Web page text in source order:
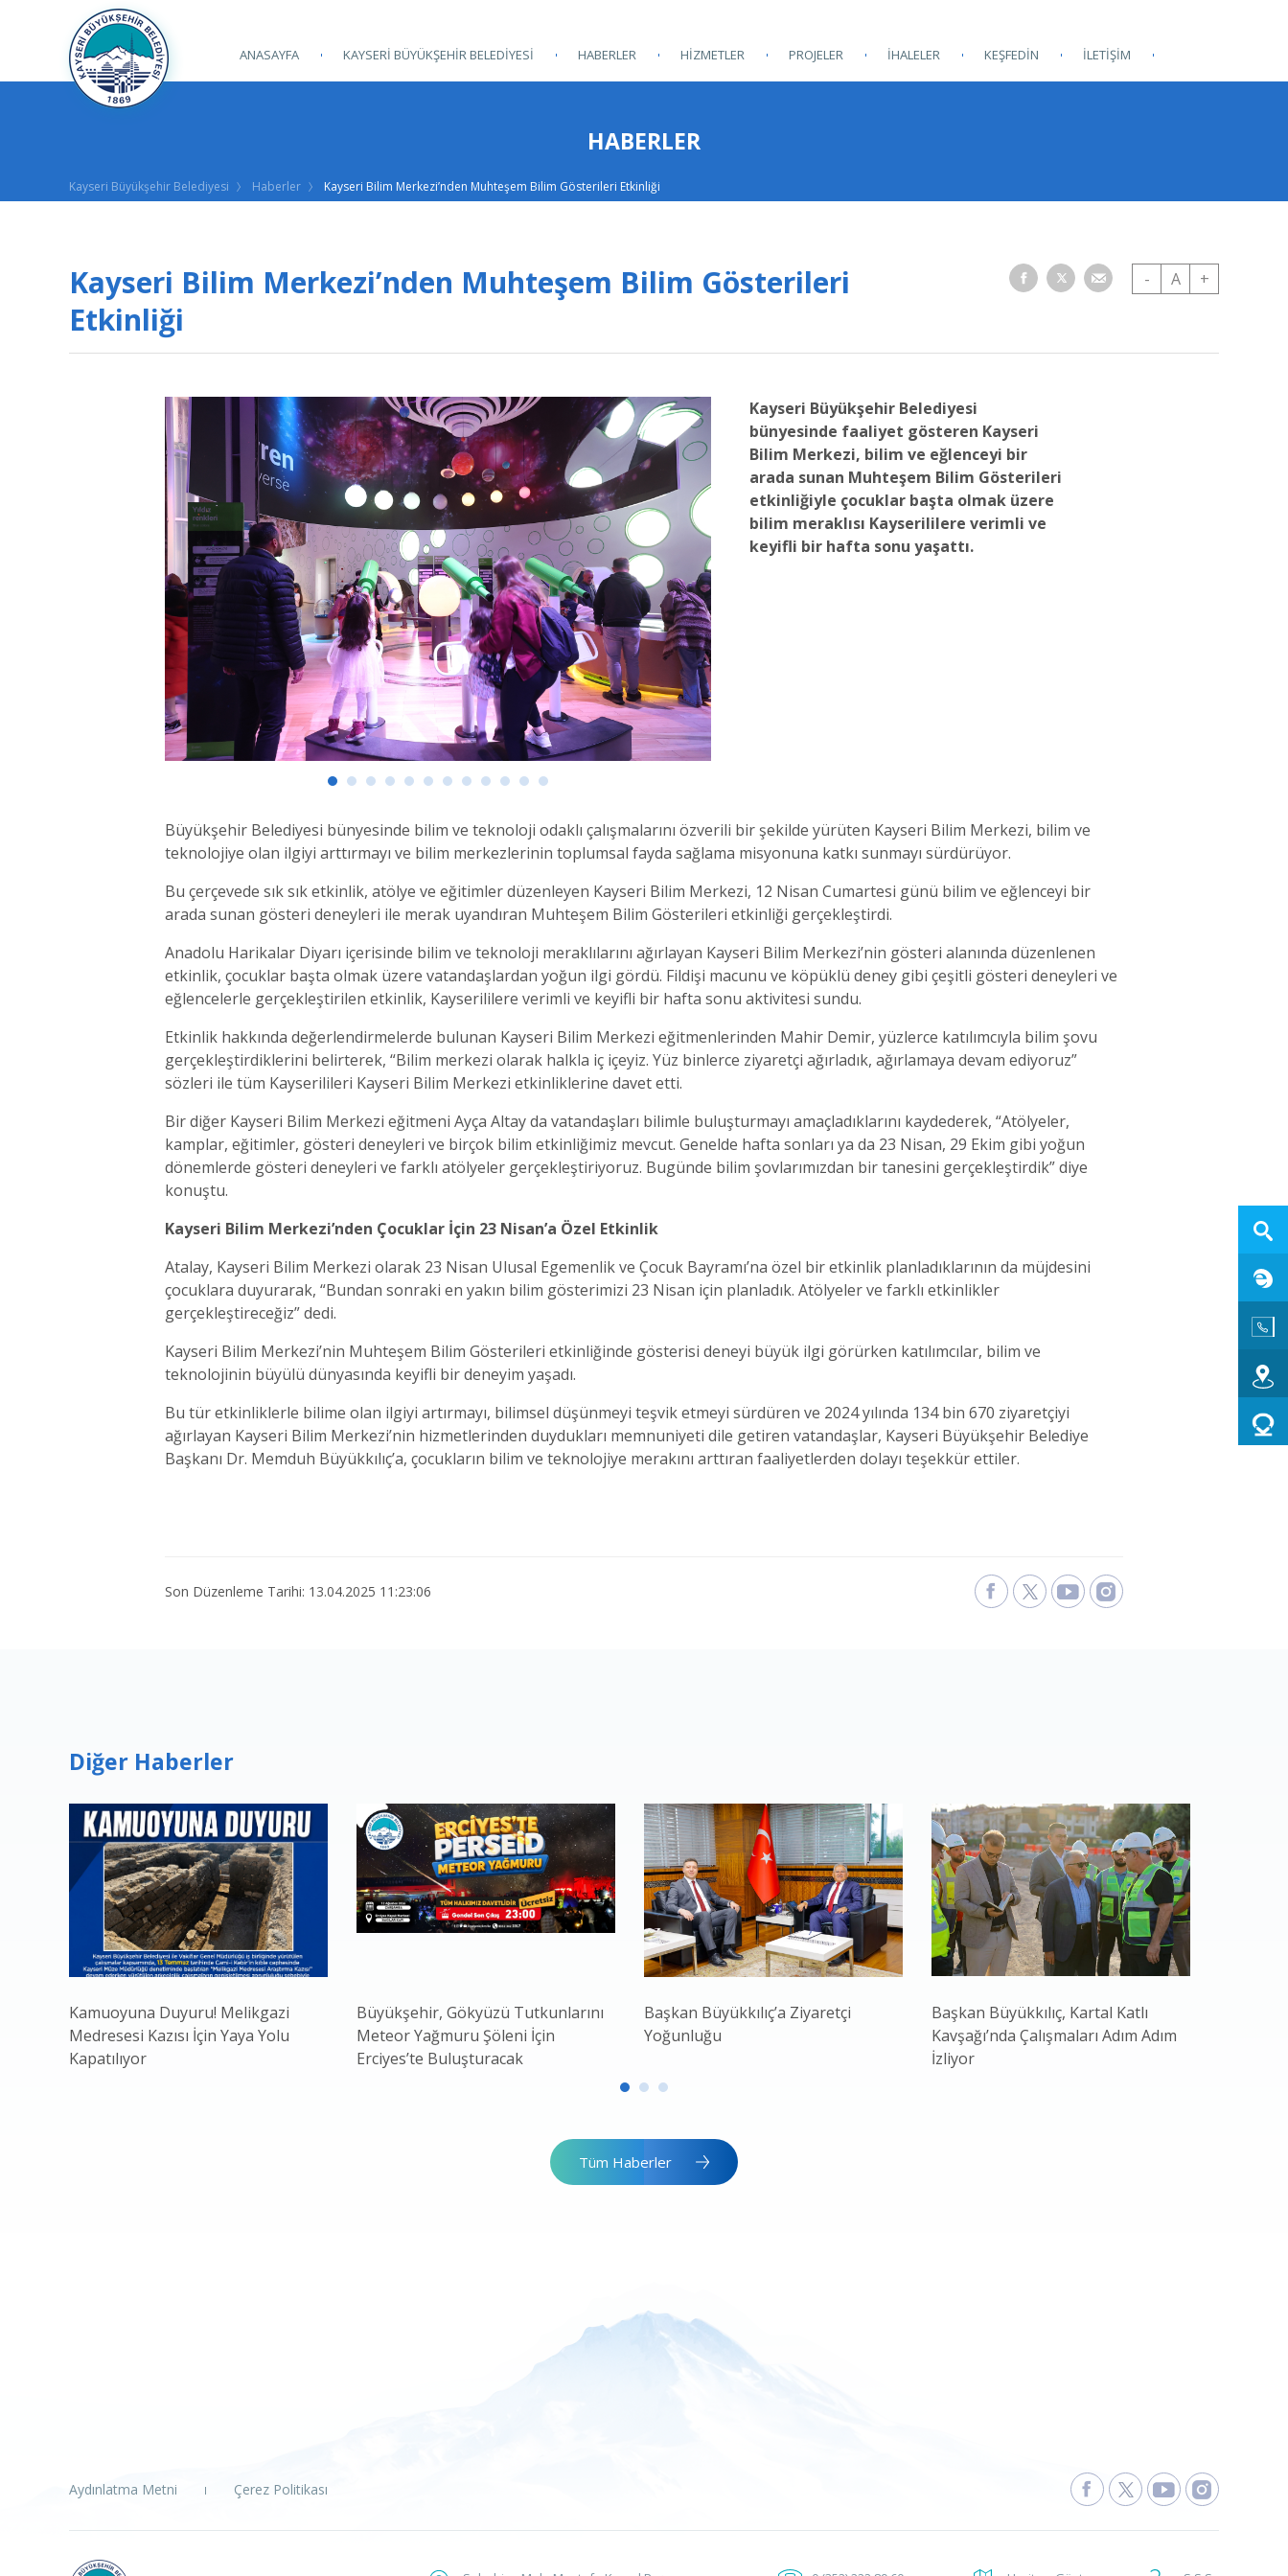
ANASAYFA KAYSERİ BÜYÜKŞEHİR BELEDİYESİ HABERLER HİZMETLER PROJELER İHALELER KEŞFEDİN İLETİŞİM
HABERLER
Kayseri Büyükşehir Belediyesi Haberler Kayseri Bilim Merkezi’nden Muhteşem Bilim Gösterileri Etkinliği
Kayseri Bilim Merkezi’nden Muhteşem Bilim Gösterileri
Etkinliği
- A +
Kayseri Büyükşehir Belediyesi
bünyesinde faaliyet gösteren Kayseri
Bilim Merkezi, bilim ve eğlenceyi bir
arada sunan Muhteşem Bilim Gösterileri
etkinliğiyle çocuklar başta olmak üzere
bilim meraklısı Kayserililere verimli ve
keyifli bir hafta sonu yaşattı.
Büyükşehir Belediyesi bünyesinde bilim ve teknoloji odaklı çalışmalarını özverili bir şekilde yürüten Kayseri Bilim Merkezi, bilim ve
teknolojiye olan ilgiyi arttırmayı ve bilim merkezlerinin toplumsal fayda sağlama misyonuna katkı sunmayı sürdürüyor.
Bu çerçevede sık sık etkinlik, atölye ve eğitimler düzenleyen Kayseri Bilim Merkezi, 12 Nisan Cumartesi günü bilim ve eğlenceyi bir
arada sunan gösteri deneyleri ile merak uyandıran Muhteşem Bilim Gösterileri etkinliği gerçekleştirdi.
Anadolu Harikalar Diyarı içerisinde bilim ve teknoloji meraklılarını ağırlayan Kayseri Bilim Merkezi’nin gösteri alanında düzenlenen
etkinlik, çocuklar başta olmak üzere vatandaşlardan yoğun ilgi gördü. Fildişi macunu ve köpüklü deney gibi çeşitli gösteri deneyleri ve
eğlencelerle gerçekleştirilen etkinlik, Kayserililere verimli ve keyifli bir hafta sonu aktivitesi sundu.
Etkinlik hakkında değerlendirmelerde bulunan Kayseri Bilim Merkezi eğitmenlerinden Mahir Demir, yüzlerce katılımcıyla bilim şovu
gerçekleştirdiklerini belirterek, “Bilim merkezi olarak halkla iç içeyiz. Yüz binlerce ziyaretçi ağırladık, ağırlamaya devam ediyoruz”
sözleri ile tüm Kayserilileri Kayseri Bilim Merkezi etkinliklerine davet etti.
Bir diğer Kayseri Bilim Merkezi eğitmeni Ayça Altay da vatandaşları bilimle buluşturmayı amaçladıklarını kaydederek, “Atölyeler,
kamplar, eğitimler, gösteri deneyleri ve birçok bilim etkinliğimiz mevcut. Genelde hafta sonları ya da 23 Nisan, 29 Ekim gibi yoğun
dönemlerde gösteri deneyleri ve farklı atölyeler gerçekleştiriyoruz. Bugünde bilim şovlarımızdan bir tanesini gerçekleştirdik” diye
konuştu.
Kayseri Bilim Merkezi’nden Çocuklar İçin 23 Nisan’a Özel Etkinlik
Atalay, Kayseri Bilim Merkezi olarak 23 Nisan Ulusal Egemenlik ve Çocuk Bayramı’na özel bir etkinlik planladıklarının da müjdesini
çocuklara duyurarak, “Bundan sonraki en yakın bilim gösterimizi 23 Nisan için planladık. Atölyeler ve farklı etkinlikler
gerçekleştireceğiz” dedi.
Kayseri Bilim Merkezi’nin Muhteşem Bilim Gösterileri etkinliğinde gösterisi deneyi büyük ilgi görürken katılımcılar, bilim ve
teknolojinin büyülü dünyasında keyifli bir deneyim yaşadı.
Bu tür etkinliklerle bilime olan ilgiyi artırmayı, bilimsel düşünmeyi teşvik etmeyi sürdüren ve 2024 yılında 134 bin 670 ziyaretçiyi
ağırlayan Kayseri Bilim Merkezi’nin hizmetlerinden duydukları memnuniyeti dile getiren vatandaşlar, Kayseri Büyükşehir Belediye
Başkanı Dr. Memduh Büyükkılıç’a, çocukların bilim ve teknolojiye merakını arttıran faaliyetlerden dolayı teşekkür ettiler.
Son Düzenleme Tarihi: 13.04.2025 11:23:06
Diğer Haberler
Kamuoyuna Duyuru! Melikgazi
Medresesi Kazısı İçin Yaya Yolu
Kapatılıyor
Büyükşehir, Gökyüzü Tutkunlarını
Meteor Yağmuru Şöleni İçin
Erciyes’te Buluşturacak
Başkan Büyükkılıç’a Ziyaretçi
Yoğunluğu
Başkan Büyükkılıç, Kartal Katlı
Kavşağı’nda Çalışmaları Adım Adım
İzliyor
Tüm Haberler
Aydınlatma Metni Çerez Politikası